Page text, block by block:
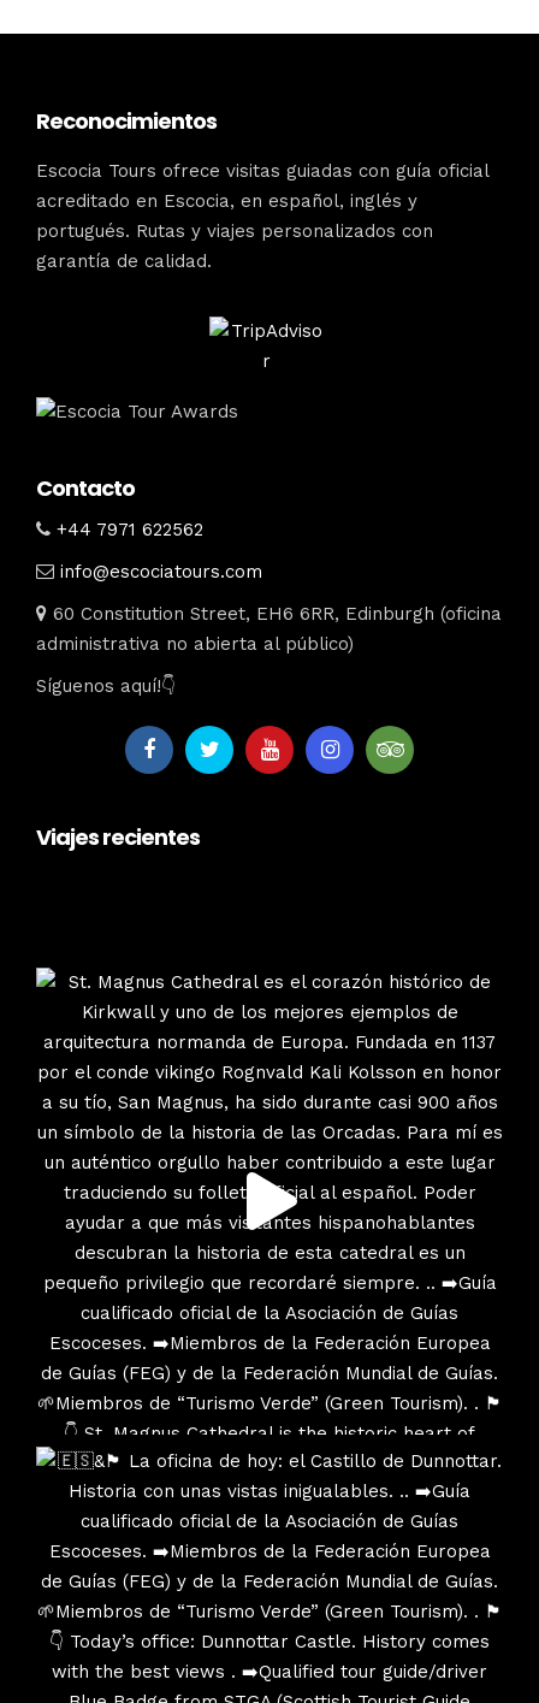
Reconocimientos
Escocia Tours ofrece visitas guiadas con guía oficial
acreditado en Escocia, en español, inglés y
portugués. Rutas y viajes personalizados con
garantía de calidad.
Contacto
+44 7971 622562
info@escociatours.com
60 Constitution Street, EH6 6RR, Edinburgh (oficina
administrativa no abierta al público)
Síguenos aquí!👇
Viajes recientes